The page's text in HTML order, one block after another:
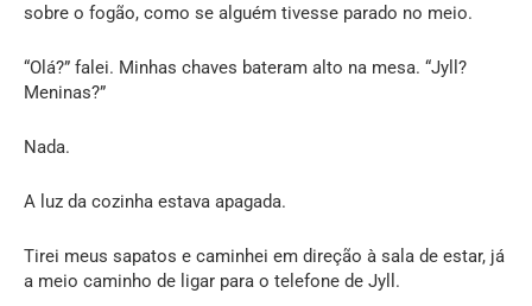
sobre o fogão, como se alguém tivesse parado no meio.
“Olá?” falei. Minhas chaves bateram alto na mesa. “Jyll?
Meninas?”
Nada.
A luz da cozinha estava apagada.
Tirei meus sapatos e caminhei em direção à sala de estar, já
a meio caminho de ligar para o telefone de Jyll.